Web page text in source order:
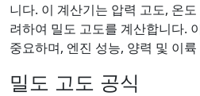
니다. 이 계산기는 압력 고도, 온
려하여 밀도 고도를 계산합니다.
중요하며, 엔진 성능, 양력 및 이
밀도 고도 공식